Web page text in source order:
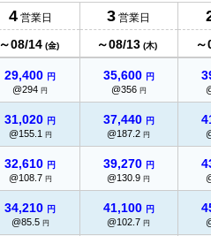
4 営業日
～08/14 (金)
3 営業日
～08/13 (木)
29,400 円
@294円
35,600 円
@356 円
31,020 円
@155.1 円
37,440 円
@187.2円
32,610 円
@108.7 円
39,270 円
@130.9円
34,210 円
@85.5 円
41,100 円
@102.7円